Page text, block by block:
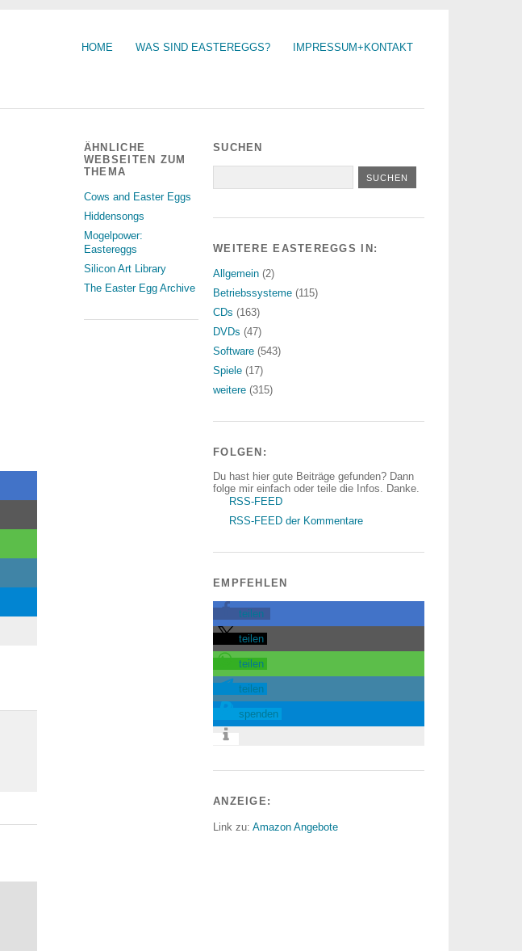
HOME WAS SIND EASTEREGGS? IMPRESSUM+KONTAKT
ÄHNLICHE
WEBSEITEN ZUM
THEMA
Cows and Easter Eggs
Hiddensongs
Mogelpower:
Eastereggs
Silicon Art Library
The Easter Egg Archive
SUCHEN
WEITERE EASTEREGGS IN:
Allgemein (2)
Betriebssysteme (115)
CDs (163)
DVDs (47)
Software (543)
Spiele (17)
weitere (315)
FOLGEN:
Du hast hier gute Beiträge gefunden? Dann
folge mir einfach oder teile die Infos. Danke.
RSS-FEED
RSS-FEED der Kommentare
EMPFEHLEN
teilen
teilen
teilen
teilen
spenden
ANZEIGE:
Link zu: Amazon Angebote